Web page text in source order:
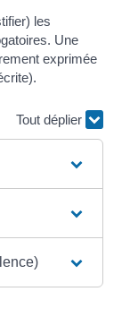
les
Une
exprimée
Tout déplier